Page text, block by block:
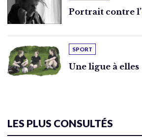
Portrait contre
SPORT
Une ligue à elles
LES PLUS CONSULTÉS